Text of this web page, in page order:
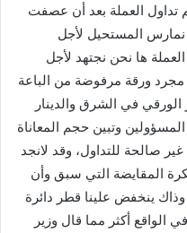
تداول العملة بعد أن عصفت
نمارس المستحيل لأجل
ها نحن نجتهد لأجل
ورقة مرفوضة من الباعة
في الشرق والدينار
وتبين حجم المعاناة
صالحة للتداول، وقد لانجد
المقايضة التي سبق وأن
ينخفض علينا قطر دائرة
الواقع أكثر مما قال وزير